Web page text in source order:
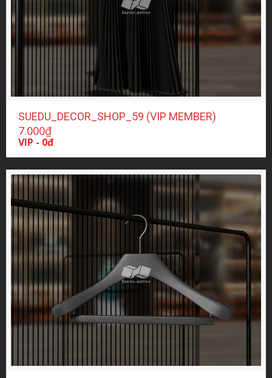
SUEDU_DECOR_SHOP_59 (VIP MEMBER)
7.000₫
VIP - 0đ